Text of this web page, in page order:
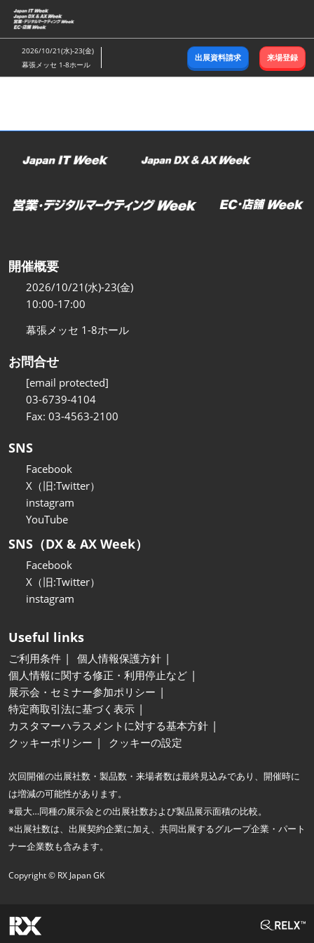
ス
キ
ッ
し
む
2026/10/21(水)-23(金)
幕張メッセ 1-8ホール
出展資料請求 来場登録
開催概要
2026/10/21(水)-23(金)
10:00-17:00
幕張メッセ 1-8ホール
お問合せ
[email protected]
03-6739-4104
Fax: 03-4563-2100
SNS
Facebook
X（旧:Twitter）
instagram
YouTube
SNS（DX & AX Week）
Facebook
X（旧:Twitter）
instagram
Useful links
ご利用条件
個人情報保護方針
個人情報に関する修正・利用停止など
展示会・セミナー参加ポリシー
特定商取引法に基づく表示
カスタマーハラスメントに対する基本方針
クッキーポリシー
クッキーの設定
次回開催の出展社数・製品数・来場者数は最終見込みであり、開催時に
は増減の可能性があります。
※最大…同種の展示会との出展社数および製品展示面積の比較。
※出展社数は、出展契約企業に加え、共同出展するグループ企業・パート
ナー企業数も含みます。
Copyright © RX Japan GK